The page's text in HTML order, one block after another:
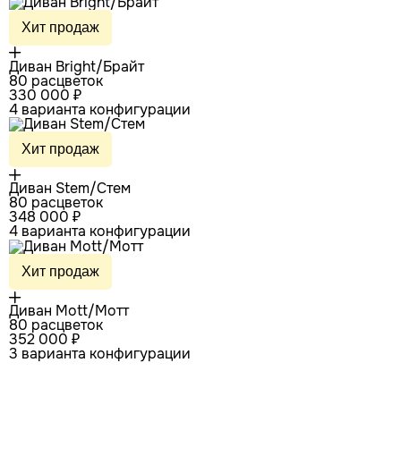
Хит продаж
Диван Bright/Брайт
80 расцветок
330 000 ₽
4 варианта конфигурации
Хит продаж
Диван Stem/Стем
80 расцветок
348 000 ₽
4 варианта конфигурации
Хит продаж
Диван Mott/Мотт
80 расцветок
352 000 ₽
3 варианта конфигурации